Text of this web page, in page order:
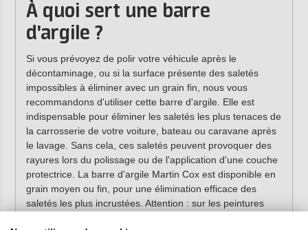
À quoi sert une barre
d'argile ?
Si vous prévoyez de polir votre véhicule après le
décontaminage, ou si la surface présente des saletés
impossibles à éliminer avec un grain fin, nous vous
recommandons d'utiliser cette barre d'argile. Elle est
indispensable pour éliminer les saletés les plus tenaces de
la carrosserie de votre voiture, bateau ou caravane après
le lavage. Sans cela, ces saletés peuvent provoquer des
rayures lors du polissage ou de l'application d'une couche
protectrice. La barre d'argile Martin Cox est disponible en
grain moyen ou fin, pour une élimination efficace des
saletés les plus incrustées. Attention : sur les peintures